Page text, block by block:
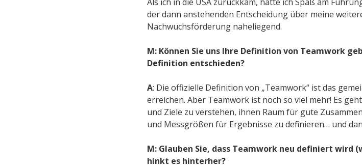
der dann anstehenden Entscheidung über meine
Nachwuchsförderung naheliegend.
M: Können Sie uns Ihre Definition von Teamwork
Definition entschieden?
A: Die offizielle Definition von „Teamwork“ ist das
erreichen. Aber Teamwork ist noch so viel mehr! Es
und Ziele zu verstehen, ihnen Raum für gute
und Messgrößen für Ergebnisse zu definieren… und
M: Glauben Sie, dass Teamwork neu definiert wird
hinkt es hinterher?